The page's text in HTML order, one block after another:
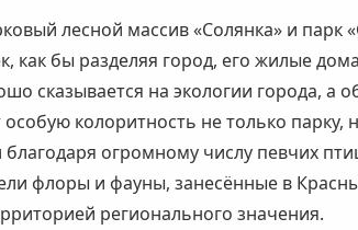
лесной массив «Солянка» и парк
как бы разделяя город, его жилые
сказывается на экологии города, а
особую колоритность не только
благодаря огромному числу певчих
флоры и фауны, занесённые в
регионального значения.